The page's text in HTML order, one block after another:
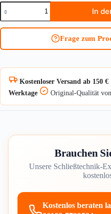
Knaufzylinder
ASSA
ABLOY
Zeiss
RW6
In
Frage zum
Kostenloser Versand ab 150 €
Werktage
Original-Qualität
Brauchen
Unsere Schließtechnik-
Kostenlos beraten